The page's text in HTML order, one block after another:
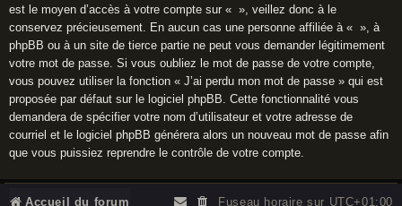
est le moyen d’accès à votre compte sur « », veillez donc à le
conservez précieusement. En aucun cas une personne affiliée à « », à
phpBB ou à un site de tierce partie ne peut vous demander légitimement
votre mot de passe. Si vous oubliez le mot de passe de votre compte,
vous pouvez utiliser la fonction « J’ai perdu mon mot de passe » qui est
proposée par défaut sur le logiciel phpBB. Cette fonctionnalité vous
demandera de spécifier votre nom d’utilisateur et votre adresse de
courriel et le logiciel phpBB générera alors un nouveau mot de passe afin
que vous puissiez reprendre le contrôle de votre compte.
Accueil du forum Fuseau horaire sur UTC+01:00